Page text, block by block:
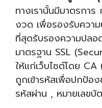
ทางเรานั้นมีมาตรกา
งวด เพื่อรองรับควา
ที่สุดรับรองความปลอ
มาตรฐาน SSL
ให้แก่เว็บไซต์โดย
ถูกเข้ารหัสเพื่อปกป้อ
รหัสผ่าน , หมายเลขบั